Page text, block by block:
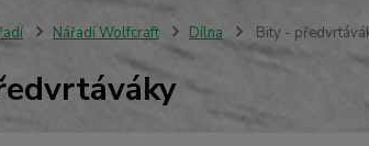
Nářadí Wolfcraft Dílna Bity -